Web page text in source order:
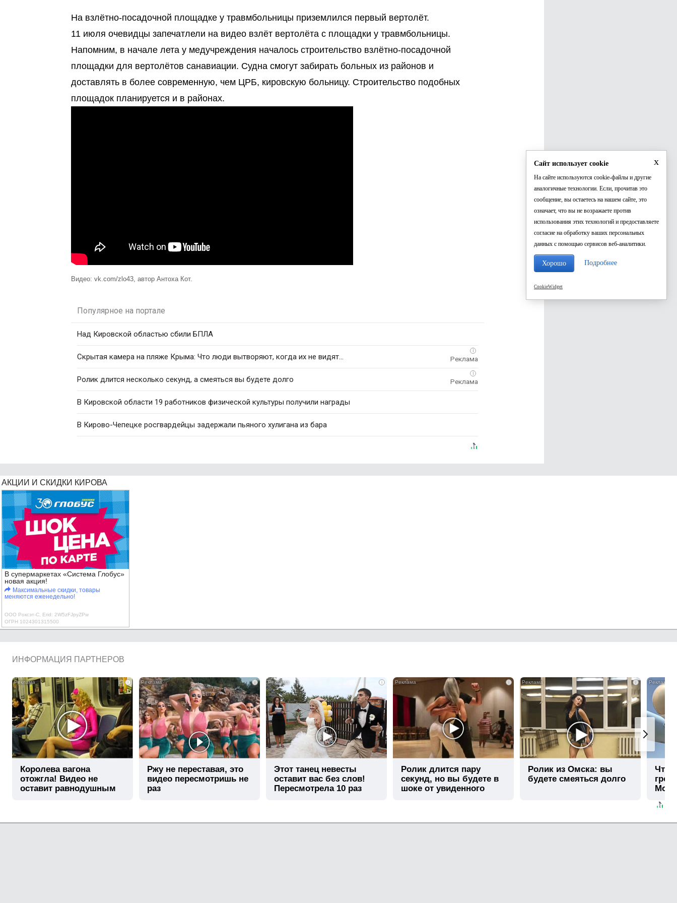
На взлётно-посадочной площадке у травмбольницы приземлился первый вертолёт.
11 июля очевидцы запечатлели на видео взлёт вертолёта с площадки у травмбольницы.
Напомним, в начале лета у медучреждения началось строительство взлётно-посадочной
площадки для вертолётов санавиации. Судна смогут забирать больных из районов и
доставлять в более современную, чем ЦРБ, кировскую больницу. Строительство подобных
площадок планируется и в районах.
Видео: vk.com/zlo43, автор Антоха Кот.
Популярное на портале
Над Кировской областью сбили БПЛА
i
Скрытая камера на пляже Крыма: Что люди вытворяют, когда их не видят...
i
Ролик длится несколько секунд, а смеяться вы будете долго
В Кировской области 19 работников физической культуры получили награды
В Кирово-Чепецке росгвардейцы задержали пьяного хулигана из бара
АКЦИИ И СКИДКИ КИРОВА
В супермаркетах «Система Глобус»
новая акция!
Максимальные скидки, товары
меняются еженедельно!
ООО Роксэт-С, Erid: 2W5zFJpyZPw
ОГРН 1024301315500
ИНФОРМАЦИЯ ПАРТНЕРОВ
i
Королева вагона
отожгла! Видео не
оставит равнодушным
i
Ржу не переставая, это
видео пересмотришь не
раз
i
Этот танец невесты
оставит вас без слов!
Пересмотрела 10 раз
i
Ролик длится пару
секунд, но вы будете в
шоке от увиденного
i
Ролик из Омска: вы
будете смеяться долго
Что
x
Сайт использует cookie
На сайте используются cookie-файлы и другие
аналогичные технологии. Если, прочитав это
сообщение, вы остаетесь на нашем сайте, это
означает, что вы не возражаете против
использования этих технологий и предоставляете
согласие на обработку ваших персональных
данных с помощью сервисов веб-аналитики.
Хорошо Подробнее
CookieWidget